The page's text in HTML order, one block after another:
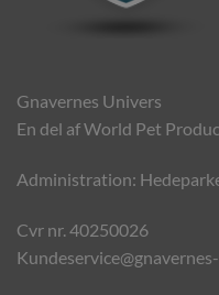
Gnavernes Univers
En del af World Pet
Administration:
Cvr nr. 40250026